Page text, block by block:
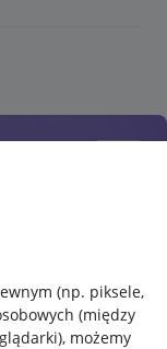
(np. piksele,
(między
, możemy